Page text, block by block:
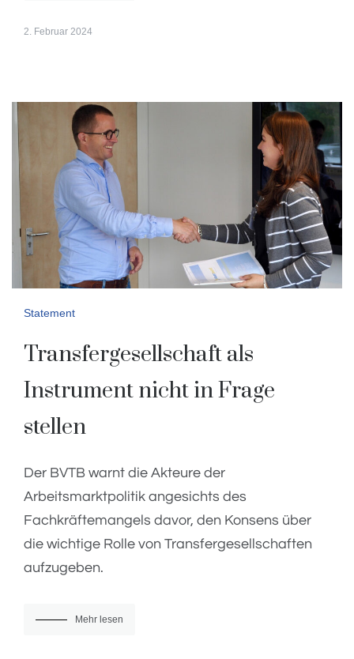
2. Februar 2024
Statement
Transfergesellschaft als
Instrument nicht in Frage
stellen
Der BVTB warnt die Akteure der
Arbeitsmarktpolitik angesichts des
Fachkräftemangels davor, den Konsens über
die wichtige Rolle von Transfergesellschaften
aufzugeben.
Mehr lesen